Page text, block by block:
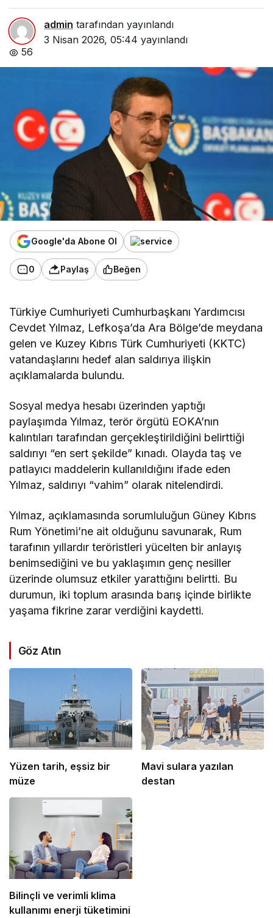
admin tarafından yayınlandı
3 Nisan 2026, 05:44 yayınlandı
56
Google'da Abone Ol
0 Paylaş Beğen
Türkiye Cumhuriyeti Cumhurbaşkanı Yardımcısı
Cevdet Yılmaz, Lefkoşa’da Ara Bölge’de meydana
gelen ve Kuzey Kıbrıs Türk Cumhuriyeti (KKTC)
vatandaşlarını hedef alan saldırıya ilişkin
açıklamalarda bulundu.
Sosyal medya hesabı üzerinden yaptığı
paylaşımda Yılmaz, terör örgütü EOKA’nın
kalıntıları tarafından gerçekleştirildiğini belirttiği
saldırıyı “en sert şekilde” kınadı. Olayda taş ve
patlayıcı maddelerin kullanıldığını ifade eden
Yılmaz, saldırıyı “vahim” olarak nitelendirdi.
Yılmaz, açıklamasında sorumluluğun Güney Kıbrıs
Rum Yönetimi’ne ait olduğunu savunarak, Rum
tarafının yıllardır teröristleri yücelten bir anlayış
benimsediğini ve bu yaklaşımın genç nesiller
üzerinde olumsuz etkiler yarattığını belirtti. Bu
durumun, iki toplum arasında barış içinde birlikte
yaşama fikrine zarar verdiğini kaydetti.
Göz Atın
Yüzen tarih, eşsiz bir
müze
Mavi sulara yazılan
destan
Bilinçli ve verimli klima
kullanımı enerji tüketimini